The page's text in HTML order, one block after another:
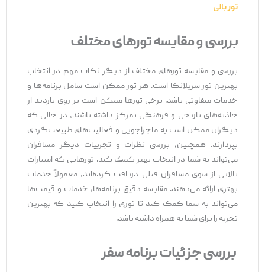
تور بالی
بررسی و مقایسه تورهای مختلف
بررسی و مقایسه تورهای مختلف از دیگر نکات مهم در انتخاب
بهترین تور سریلانکا است. هر تور ممکن است شامل برنامه‌ها و
خدمات متفاوتی باشد. برخی تورها ممکن است بر روی بازدید از
جاذبه‌های تاریخی و فرهنگی تمرکز داشته باشند، در حالی که
دیگران ممکن است به ماجراجویی و فعالیت‌های طبیعت‌گردی
بپردازند. همچنین، بررسی نظرات و تجربیات دیگر مسافران
می‌تواند به شما در انتخاب بهتر کمک کند. تورهایی که امتیازات
بالایی از سوی مسافران قبلی دریافت کرده‌اند، معمولاً خدمات
بهتری ارائه می‌دهند. مقایسه دقیق برنامه‌ها، خدمات و قیمت‌ها
می‌تواند به شما کمک کند تا توری را انتخاب کنید که بهترین
تجربه را برای شما به همراه داشته باشد.
بررسی جزئیات برنامه سفر